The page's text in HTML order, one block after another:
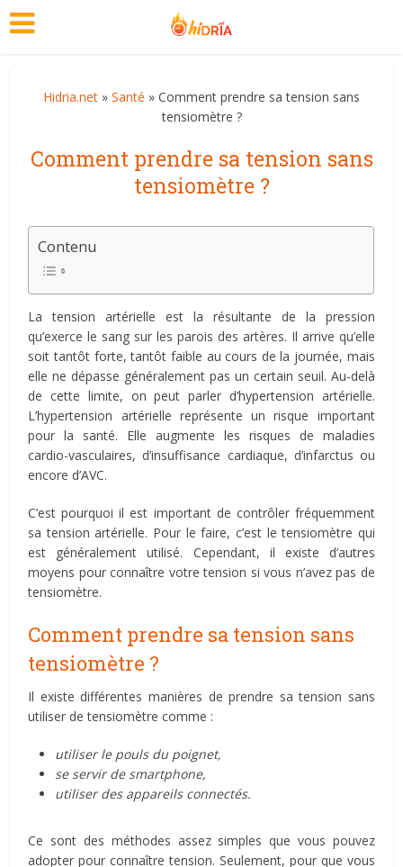
Hidria.net » Santé » Comment prendre sa tension sans
tensiomètre ?
Comment prendre sa tension sans
tensiomètre ?
Contenu
La tension artérielle est la résultante de la pression
qu’exerce le sang sur les parois des artères. Il arrive qu’elle
soit tantôt forte, tantôt faible au cours de la journée, mais
elle ne dépasse généralement pas un certain seuil. Au-delà
de cette limite, on peut parler d’hypertension artérielle.
L’hypertension artérielle représente un risque important
pour la santé. Elle augmente les risques de maladies
cardio-vasculaires, d’insuffisance cardiaque, d’infarctus ou
encore d’AVC.
C’est pourquoi il est important de contrôler fréquemment
sa tension artérielle. Pour le faire, c’est le tensiomètre qui
est généralement utilisé. Cependant, il existe d’autres
moyens pour connaître votre tension si vous n’avez pas de
tensiomètre.
Comment prendre sa tension sans
tensiomètre ?
Il existe différentes manières de prendre sa tension sans
utiliser de tensiomètre comme :
utiliser le pouls du poignet,
se servir de smartphone,
utiliser des appareils connectés.
Ce sont des méthodes assez simples que vous pouvez
adopter pour connaître tension. Seulement, pour que vous